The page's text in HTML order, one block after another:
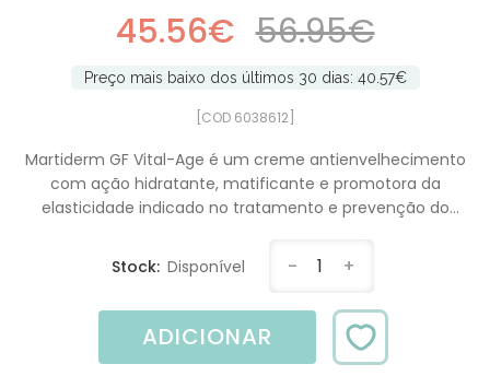
45.56€ 56.95€
Preço mais baixo dos últimos 30 dias: 40.57€
[COD 6038612]
Martiderm GF Vital-Age é um creme antienvelhecimento
com ação hidratante, matificante e promotora da
elasticidade indicado no tratamento e prevenção do
Stock: Disponível - 1 +
ADICIONAR